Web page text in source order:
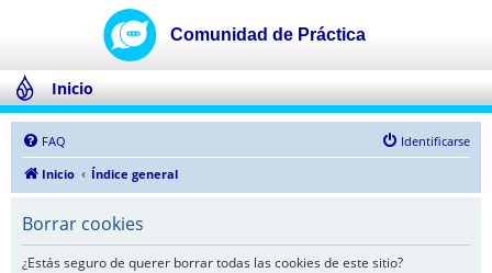
Inicio
FAQ
Identificarse
Inicio
Índice general
Borrar cookies
¿Estás seguro de querer borrar todas las cookies de este sitio?